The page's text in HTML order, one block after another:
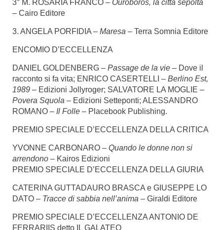
3° M. ROSARIA FRANCO – Ouroboros, la città sepolta
– Cairo Editore
3. ANGELA PORFIDIA – Maresa – Terra Somnia Editore
ENCOMIO D’ECCELLENZA
DANIEL GOLDENBERG – Passage de la vie – Dove il
racconto si fa vita; ENRICO CASERTELLI – Berlino Est,
1989 – Edizioni Jollyroger; SALVATORE LA MOGLIE –
Povera Squola – Edizioni Setteponti; ALESSANDRO
ROMANO – Il Folle – Placebook Publishing.
PREMIO SPECIALE D’ECCELLENZA DELLA CRITICA
YVONNE CARBONARO – Quando le donne non si
arrendono – Kairos Edizioni
PREMIO SPECIALE D’ECCELLENZA DELLA GIURIA
CATERINA GUTTADAURO BRASCA e GIUSEPPE LO
DATO – Tracce di sabbia nell’anima – Giraldi Editore
PREMIO SPECIALE D’ECCELLENZA ANTONIO DE
FERRARIIS detto IL GALATEO